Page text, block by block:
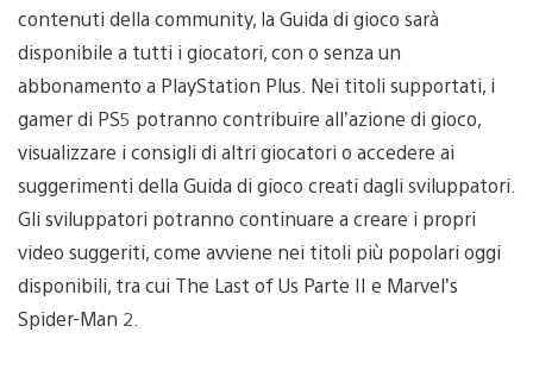
contenuti della community, la Guida di gioco sarà
disponibile a tutti i giocatori, con o senza un
abbonamento a PlayStation Plus. Nei titoli supportati, i
gamer di PS5 potranno contribuire all’azione di gioco,
visualizzare i consigli di altri giocatori o accedere ai
suggerimenti della Guida di gioco creati dagli sviluppatori.
Gli sviluppatori potranno continuare a creare i propri
video suggeriti, come avviene nei titoli più popolari oggi
disponibili, tra cui The Last of Us Parte II e Marvel’s
Spider-Man 2.